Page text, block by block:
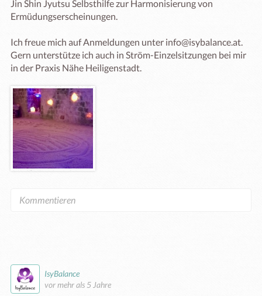
Jin Shin Jyutsu Selbsthilfe zur Harmonisierung von
Ermüdungserscheinungen.
Ich freue mich auf Anmeldungen unter info@isybalance.at.
Gern unterstütze ich auch in Ström-Einzelsitzungen bei mir
in der Praxis Nähe Heiligenstadt.
IsyBalance
vor mehr als 5 Jahre